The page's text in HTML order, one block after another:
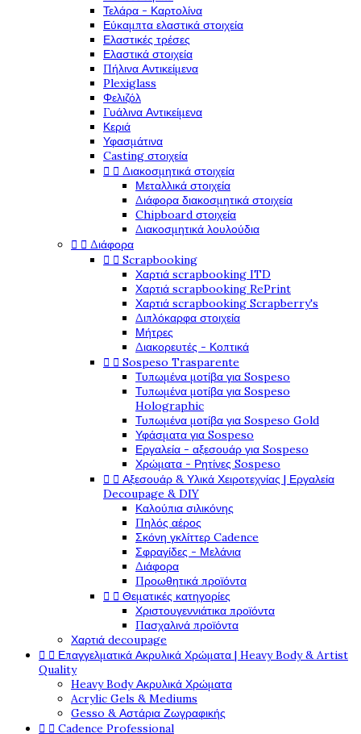
Τελάρα - Καρτολίνα
Εύκαμπτα ελαστικά στοιχεία
Ελαστικές τρέσες
Ελαστικά στοιχεία
Πήλινα Αντικείμενα
Plexiglass
Φελιζόλ
Γυάλινα Αντικείμενα
Κεριά
Υφασμάτινα
Casting στοιχεία
  Διακοσμητικά στοιχεία
Μεταλλικά στοιχεία
Διάφορα διακοσμητικά στοιχεία
Chipboard στοιχεία
Διακοσμητικά λουλούδια
  Διάφορα
  Scrapbooking
Χαρτιά scrapbooking ITD
Χαρτιά scrapbooking RePrint
Χαρτιά scrapbooking Scrapberry's
Διπλόκαρφα στοιχεία
Μήτρες
Διακορευτές - Κοπτικά
  Sospeso Trasparente
Τυπωμένα μοτίβα για Sospeso
Τυπωμένα μοτίβα για Sospeso
Holographic
Τυπωμένα μοτίβα για Sospeso Gold
Υφάσματα για Sospeso
Εργαλεία - αξεσουάρ για Sospeso
Χρώματα - Ρητίνες Sospeso
  Αξεσουάρ & Υλικά Χειροτεχνίας | Εργαλεία
Decoupage & DIY
Καλούπια σιλικόνης
Πηλός αέρος
Σκόνη γκλίττερ Cadence
Σφραγίδες - Μελάνια
Διάφορα
Προωθητικά προϊόντα
  Θεματικές κατηγορίες
Χριστουγεννιάτικα προϊόντα
Πασχαλινά προϊόντα
Χαρτιά decoupage
  Επαγγελματικά Ακρυλικά Χρώματα | Heavy Body & Artist
Quality
Heavy Body Ακρυλικά Χρώματα
Acrylic Gels & Mediums
Gesso & Αστάρια Ζωγραφικής
  Cadence Professional